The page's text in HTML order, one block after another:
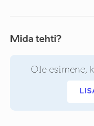
Mida tehti?
Ole esimene,